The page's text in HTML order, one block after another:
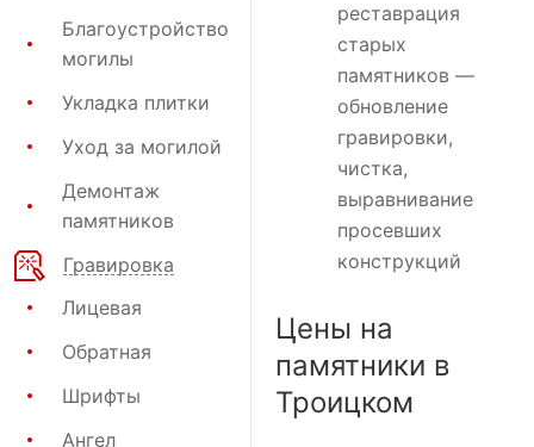
Благоустройство
могилы
Укладка плитки
Уход за могилой
Демонтаж
памятников
Гравировка
Лицевая
Обратная
Шрифты
Ангел
реставрация
старых
памятников —
обновление
гравировки,
чистка,
выравнивание
просевших
конструкций
Цены на
памятники в
Троицком